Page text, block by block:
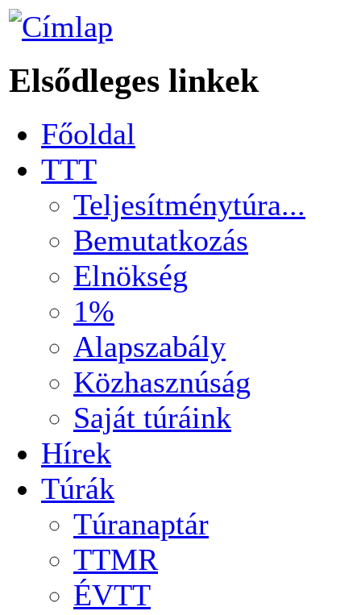
Elsődleges linkek
Főoldal
TTT
Teljesítménytúra...
Bemutatkozás
Elnökség
1%
Alapszabály
Közhasznúság
Saját túráink
Hírek
Túrák
Túranaptár
TTMR
ÉVTT